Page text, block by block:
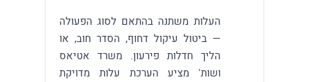
העלות משתנה בהתאם לסוג הפעולה
— ביטול עיקול דחוף, הסדר חוב, או
הליך חדלות פירעון. משרד אטיאס
ושות' מציע הערכת עלות מדויקת